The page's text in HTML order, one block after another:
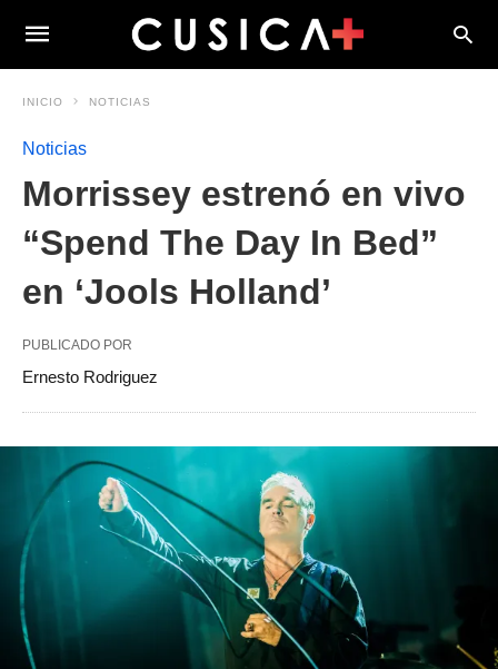
INICIO NOTICIAS
Noticias
Morrissey estrenó en vivo
“Spend The Day In Bed”
en ‘Jools Holland’
PUBLICADO POR
Ernesto Rodriguez